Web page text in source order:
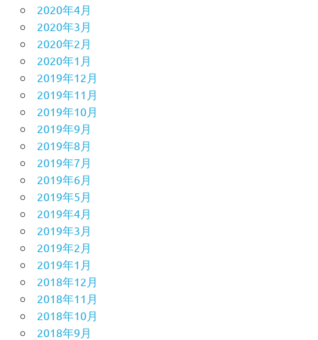
2020年4月
2020年3月
2020年2月
2020年1月
2019年12月
2019年11月
2019年10月
2019年9月
2019年8月
2019年7月
2019年6月
2019年5月
2019年4月
2019年3月
2019年2月
2019年1月
2018年12月
2018年11月
2018年10月
2018年9月